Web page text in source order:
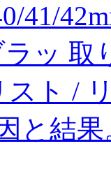
41/
ッ 取
スト /
と結